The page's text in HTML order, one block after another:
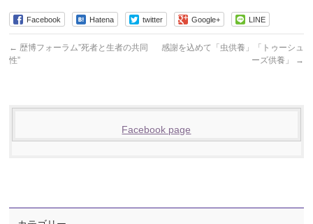
Facebook Hatena twitter Google+ LINE
← 歴博フォーラム”死者と生者の共同
性”
感謝を込めて「虫供養」「トゥーシュ
ーズ供養」
→
Facebook page